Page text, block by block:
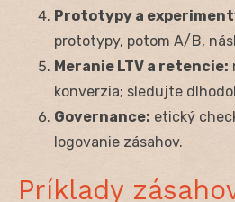
Prototypy a
prototypy, potom A/B,
Meranie LTV a retencie:
konverzia; sledujte
Governance: etický
logovanie zásahov.
Príklady